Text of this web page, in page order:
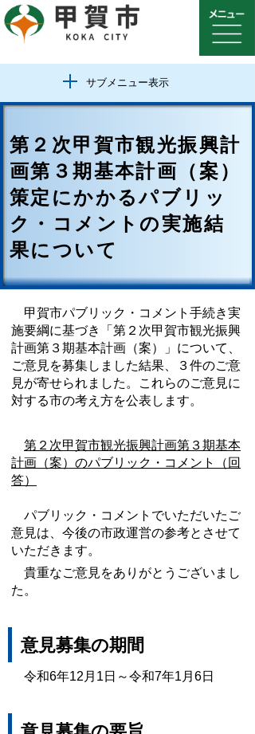
サブメニュー表示
第２次甲賀市観光振興計
画第３期基本計画（案）
策定にかかるパブリッ
ク・コメントの実施結
果について
甲賀市パブリック・コメント手続き実
施要綱に基づき「第２次甲賀市観光振興
計画第３期基本計画（案）」について、
ご意見を募集しました結果、３件のご意
見が寄せられました。これらのご意見に
対する市の考え方を公表します。
第２次甲賀市観光振興計画第３期基本
計画（案）のパブリック・コメント（回
答）
パブリック・コメントでいただいたご
意見は、今後の市政運営の参考とさせて
いただきます。
貴重なご意見をありがとうございまし
た。
意見募集の期間
令和6年12月1日～令和7年1月6日